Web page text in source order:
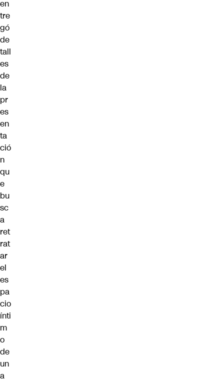
en
tre
gó
de
tall
es
de
la
pr
es
en
ta
ció
n
qu
e
bu
sc
a
ret
rat
ar
el
es
pa
cio
ínti
m
o
de
un
a